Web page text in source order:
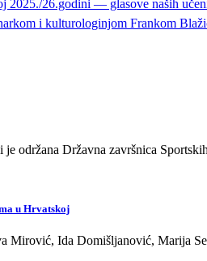
2025./26.godini — glasove naših
i kulturologinjom Frankom
je održana Državna završnica
u Hrvatskoj
Mirović, Ida Domišljanović, Marija